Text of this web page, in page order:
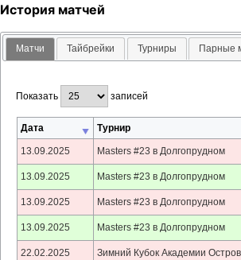
История матчей
Матчи Тайбрейки Турниры Парные
Показать записей
Дата Турнир
13.09.2025 Masters #23 в Долгопрудном
13.09.2025 Masters #23 в Долгопрудном
13.09.2025 Masters #23 в Долгопрудном
13.09.2025 Masters #23 в Долгопрудном
22.02.2025 Зимний Кубок Академии